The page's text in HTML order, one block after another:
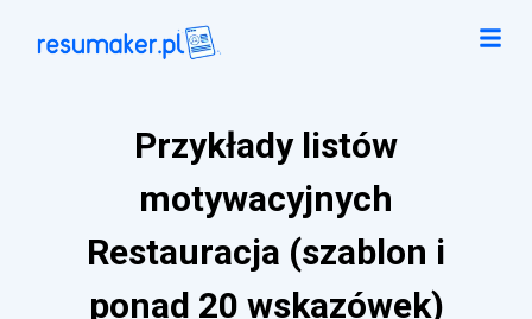
Przykłady listów
motywacyjnych
Restauracja (szablon i
ponad 20 wskazówek)